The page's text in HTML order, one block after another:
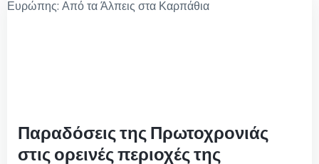
Παραδόσεις της Πρωτοχρονιάς
στις ορεινές περιοχές της